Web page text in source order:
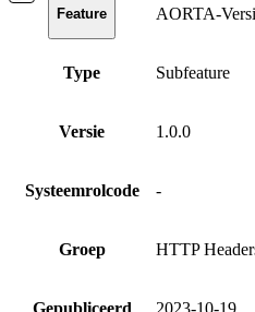
Feature AORTA-
Type Subfeature
Versie 1.0.0
Systeemrolcode -
Groep HTTP
Gepubliceerd 2023-10-19